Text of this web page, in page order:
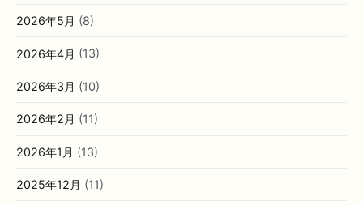
2026年5月 (8)
2026年4月 (13)
2026年3月 (10)
2026年2月 (11)
2026年1月 (13)
2025年12月 (11)